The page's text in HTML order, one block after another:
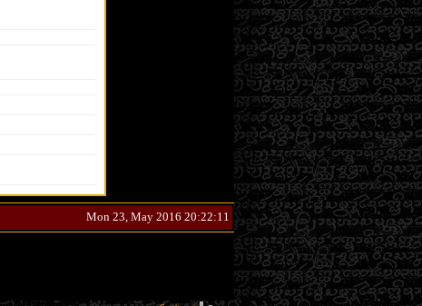
Mon 23, May 2016 20:22:11